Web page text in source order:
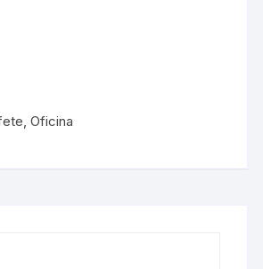
,Oficina